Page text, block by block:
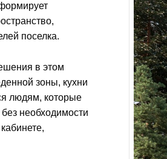
поселка.
в этом
зоны, кухни
людям, которые
необходимости